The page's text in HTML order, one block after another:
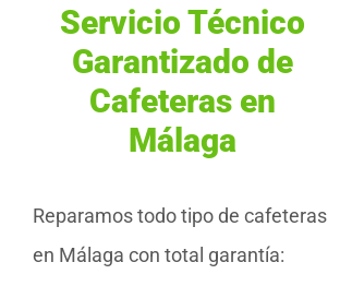
Servicio Técnico
Garantizado de
Cafeteras en
Málaga
Reparamos todo tipo de cafeteras
en Málaga con total garantía: